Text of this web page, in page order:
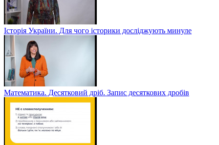
Українська мова. Речення, його граматична основа
Історія України. Для чого історики досліджують минуле
Математика. Десятковий дріб. Запис десяткових дробів